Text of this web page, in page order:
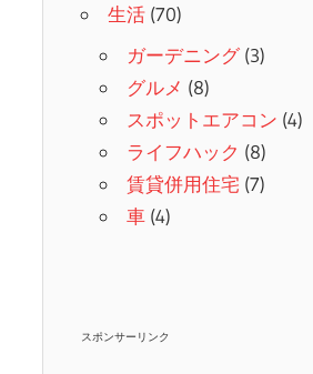
生活(70)
ガーデニング(3)
グルメ (8)
スポットエアコン (4)
ライフハック (8)
賃貸併用住宅 (7)
車(4)
スポンサーリンク